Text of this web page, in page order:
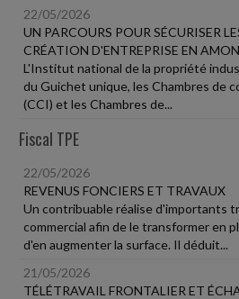
22/05/2026
UN PARCOURS POUR SÉCURISER
CRÉATION D'ENTREPRISE EN
L'Institut national de la propriété
du Guichet unique, les Chambres de
(CCI) et les Chambres de...
Fiscal TPE
22/05/2026
REVENUS FONCIERS ET TRAVAUX
Un contribuable réalise d'importants
commercial afin de le transformer en
d'en augmenter la surface. Il déduit...
21/05/2026
TÉLÉTRAVAIL FRONTALIER ET